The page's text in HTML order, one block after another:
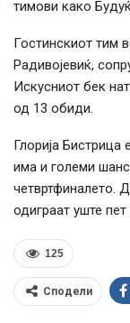
тимови како
Гостинскиот тим
Радивојевиќ,
Искусниот бек
од 13 обиди.
Глорија Бистрица
има и големи
четвртфиналето.
одиграат уште пет
125
Сподели